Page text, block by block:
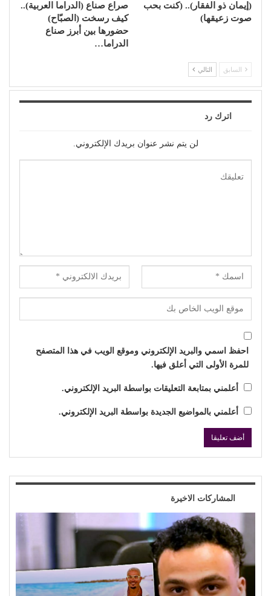
(إيمان ذو الفقار).. (كنت بحب
صوت زعيقها)
صراع صناع (الدراما العربية)..
كيف رسخت (الصبّاح)
حضورها بين أبرز صناع
الدراما…
السابق التالي
اترك رد
لن يتم نشر عنوان بريدك الإلكتروني.
احفظ اسمي والبريد الإلكتروني وموقع الويب في هذا المتصفح
للمرة الأولى التي أعلق فيها.
أعلمني بمتابعة التعليقات بواسطة البريد الإلكتروني.
أعلمني بالمواضيع الجديدة بواسطة البريد الإلكتروني.
المشاركات الاخيرة